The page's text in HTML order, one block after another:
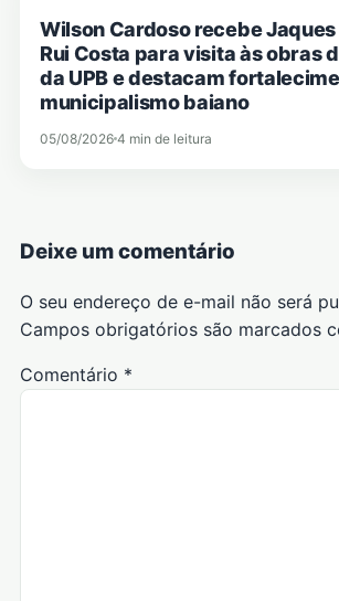
Wilson Cardoso recebe
Rui Costa para visita às obras
da UPB e destacam
municipalismo baiano
05/08/2026 4 min de leitura
Deixe um comentário
O seu endereço de e-mail não será
Campos obrigatórios são marcados
Comentário *